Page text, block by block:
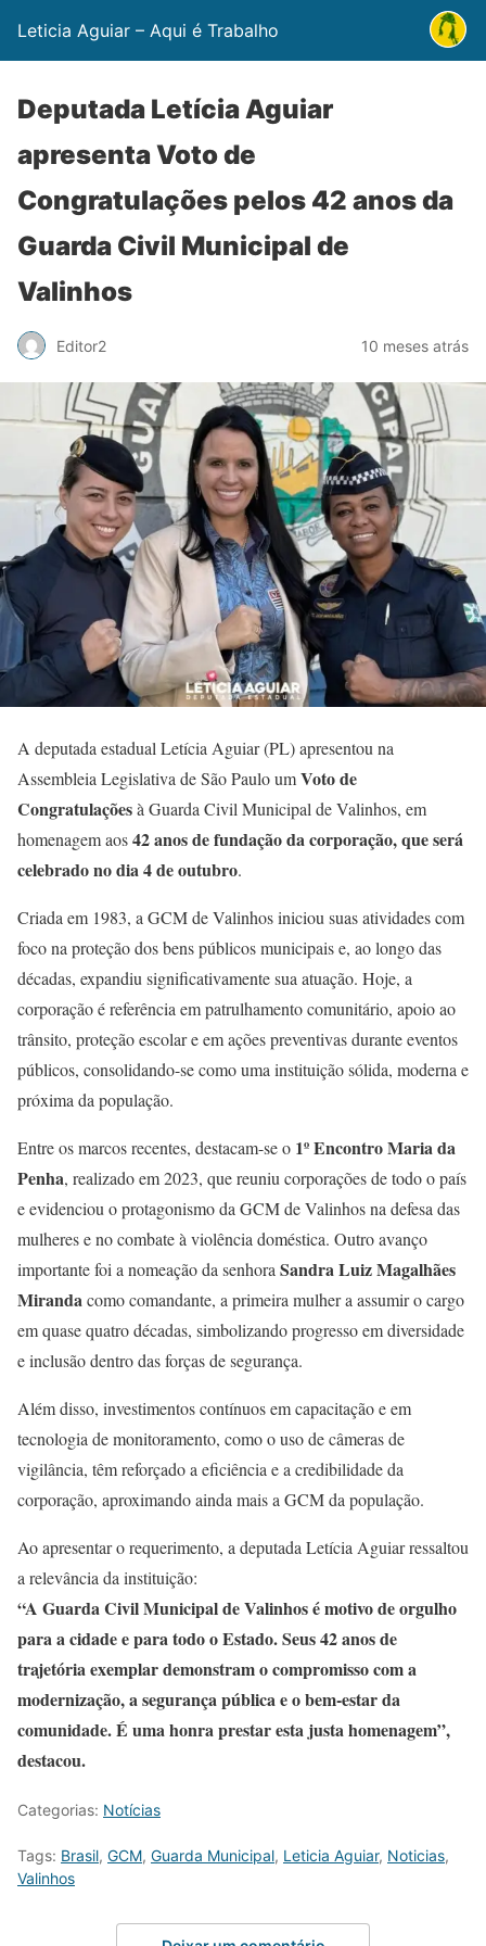
Leticia Aguiar – Aqui é Trabalho
Deputada Letícia Aguiar
apresenta Voto de
Congratulações pelos 42 anos da
Guarda Civil Municipal de
Valinhos
Editor2 10 meses atrás
A deputada estadual Letícia Aguiar (PL) apresentou na
Assembleia Legislativa de São Paulo umVoto de
Congratulaçõesà Guarda Civil Municipal de Valinhos, em
homenagem aos42 anos de fundação da corporação, que será
celebrado no dia 4 de outubro.
Criada em 1983, a GCM de Valinhos iniciou suas atividades com
foco na proteção dos bens públicos municipais e, ao longo das
décadas, expandiu significativamente sua atuação. Hoje, a
corporação é referência em patrulhamento comunitário, apoio ao
trânsito, proteção escolar e em ações preventivas durante eventos
públicos, consolidando-se como uma instituição sólida, moderna e
próxima da população.
Entre os marcos recentes, destacam-se o 1º Encontro Maria da
Penha, realizado em 2023, que reuniu corporações de todo o país
e evidenciou o protagonismo da GCM de Valinhos na defesa das
mulheres e no combate à violência doméstica. Outro avanço
importante foi a nomeação da senhora Sandra Luiz Magalhães
Mirandacomo comandante, a primeira mulher a assumir o cargo
em quase quatro décadas, simbolizando progresso em diversidade
e inclusão dentro das forças de segurança.
Além disso, investimentos contínuos em capacitação e em
tecnologia de monitoramento, como o uso de câmeras de
vigilância, têm reforçado a eficiência e a credibilidade da
corporação, aproximando ainda mais a GCM da população.
Ao apresentar o requerimento, a deputada Letícia Aguiar ressaltou
a relevância da instituição:
“A Guarda Civil Municipal de Valinhos é motivo de orgulho
para a cidade e para todo o Estado. Seus 42 anos de
trajetória exemplar demonstram o compromisso com a
modernização, a segurança pública e o bem-estar da
comunidade. É uma honra prestar esta justa homenagem”,
destacou.
Categorias: Notícias
Tags: Brasil, GCM, Guarda Municipal, Leticia Aguiar, Noticias,
Valinhos